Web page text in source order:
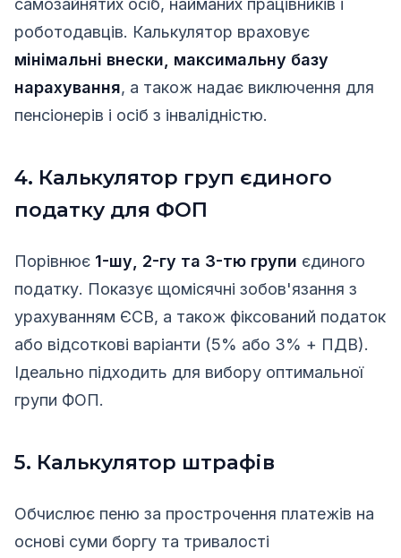
самозайнятих осіб, найманих працівників і
роботодавців. Калькулятор враховує
мінімальні внески, максимальну базу
нарахування, а також надає виключення для
пенсіонерів і осіб з інвалідністю.
4. Калькулятор груп єдиного
податку для ФОП
Порівнює 1-шу, 2-гу та 3-тю групи єдиного
податку. Показує щомісячні зобов'язання з
урахуванням ЄСВ, а також фіксований податок
або відсоткові варіанти (5% або 3% + ПДВ).
Ідеально підходить для вибору оптимальної
групи ФОП.
5. Калькулятор штрафів
Обчислює пеню за прострочення платежів на
основі суми боргу та тривалості